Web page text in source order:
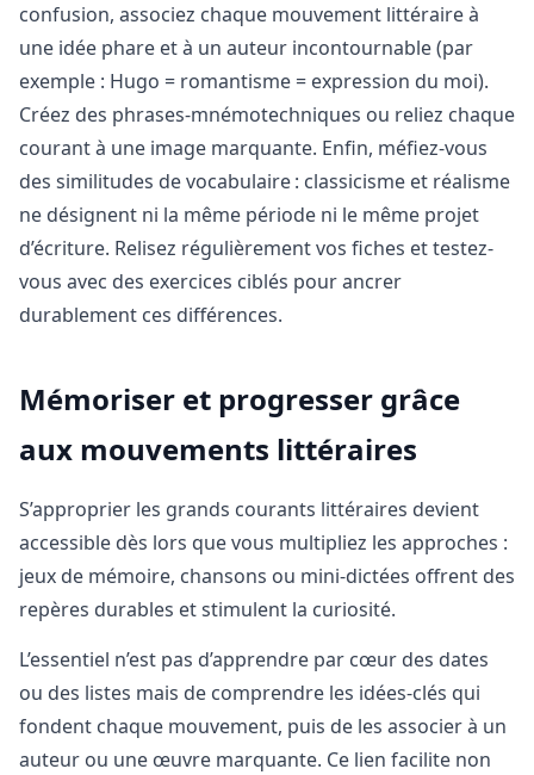
confusion, associez chaque mouvement littéraire à
une idée phare et à un auteur incontournable (par
exemple : Hugo = romantisme = expression du moi).
Créez des phrases-mnémotechniques ou reliez chaque
courant à une image marquante. Enfin, méfiez-vous
des similitudes de vocabulaire : classicisme et réalisme
ne désignent ni la même période ni le même projet
d’écriture. Relisez régulièrement vos fiches et testez-
vous avec des exercices ciblés pour ancrer
durablement ces différences.
Mémoriser et progresser grâce
aux mouvements littéraires
S’approprier les grands courants littéraires devient
accessible dès lors que vous multipliez les approches :
jeux de mémoire, chansons ou mini-dictées offrent des
repères durables et stimulent la curiosité.
L’essentiel n’est pas d’apprendre par cœur des dates
ou des listes mais de comprendre les idées-clés qui
fondent chaque mouvement, puis de les associer à un
auteur ou une œuvre marquante. Ce lien facilite non